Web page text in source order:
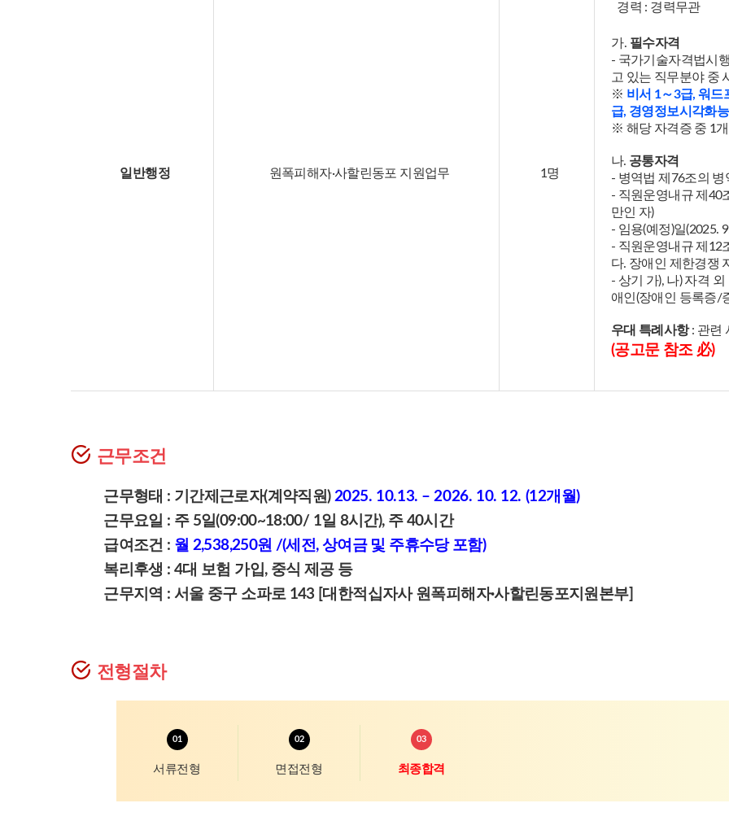
일반행정 원폭피해자·사할린동포 지원업무 1명
경력 : 경력무관
가. 필수자격
- 국가기술자격법시
고 있는 직무분야 중
※ 비서 1～3급, 워드
급, 경영정보시각화
※ 해당 자격증 중 1
나. 공통자격
- 병역법 제76조의
- 직원운영내규 제40
만인 자)
- 임용(예정)일(2025.
- 직원운영내규 제12
다. 장애인 제한경쟁
- 상기 가), 나) 자격
애인(장애인 등록증/
우대 특례사항: 관련
(공고문 참조 必)
근무조건
근무형태 : 기간제근로자(계약직원) 2025. 10.13. – 2026. 10. 12. (12개월)
근무요일 : 주 5일(09:00~18:00/ 1일 8시간), 주 40시간
급여조건 : 월 2,538,250원 /(세전, 상여금 및 주휴수당 포함)
복리후생 : 4대 보험 가입, 중식 제공 등
근무지역 : 서울 중구 소파로 143 [대한적십자사 원폭피해자·사할린동포지원본부]
전형절차
서류전형 면접전형 최종합격